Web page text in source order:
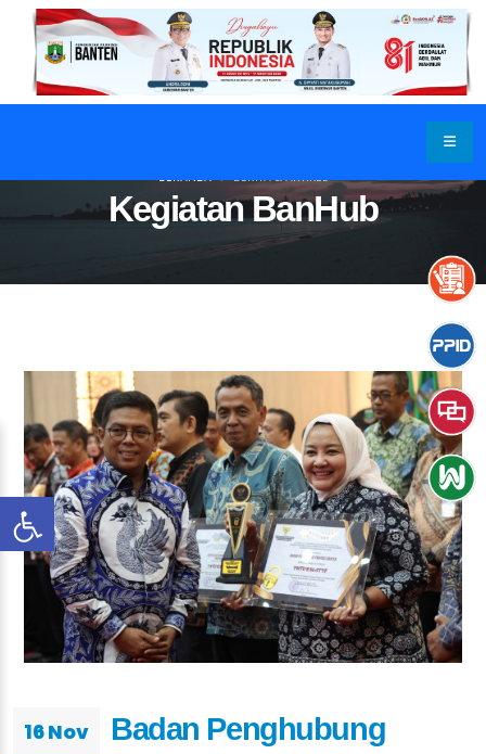
Kegiatan BanHub
BERANDA BERITA & ARTIKEL
16 Nov
Badan Penghubung